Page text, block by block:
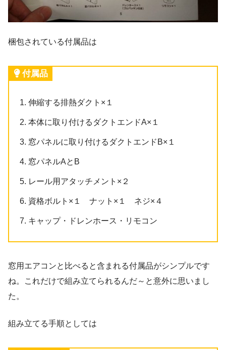
梱包されている付属品は
付属品
伸縮する排熱ダクト×１
本体に取り付けるダクトエンドA×１
窓パネルに取り付けるダクトエンドB×１
窓パネルAとB
レール用アタッチメント×２
資格ボルト×１ ナット×１ ネジ×４
キャップ・ドレンホース・リモコン
窓用エアコンと比べると含まれる付属品がシンプルです
ね。これだけで組み立てられるんだ～と意外に思いまし
た。
組み立てる手順としては